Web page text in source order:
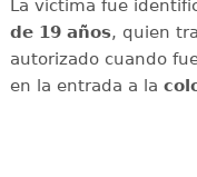
La víctima fue
de 19 años, quien
autorizado cuando
en la entrada a la